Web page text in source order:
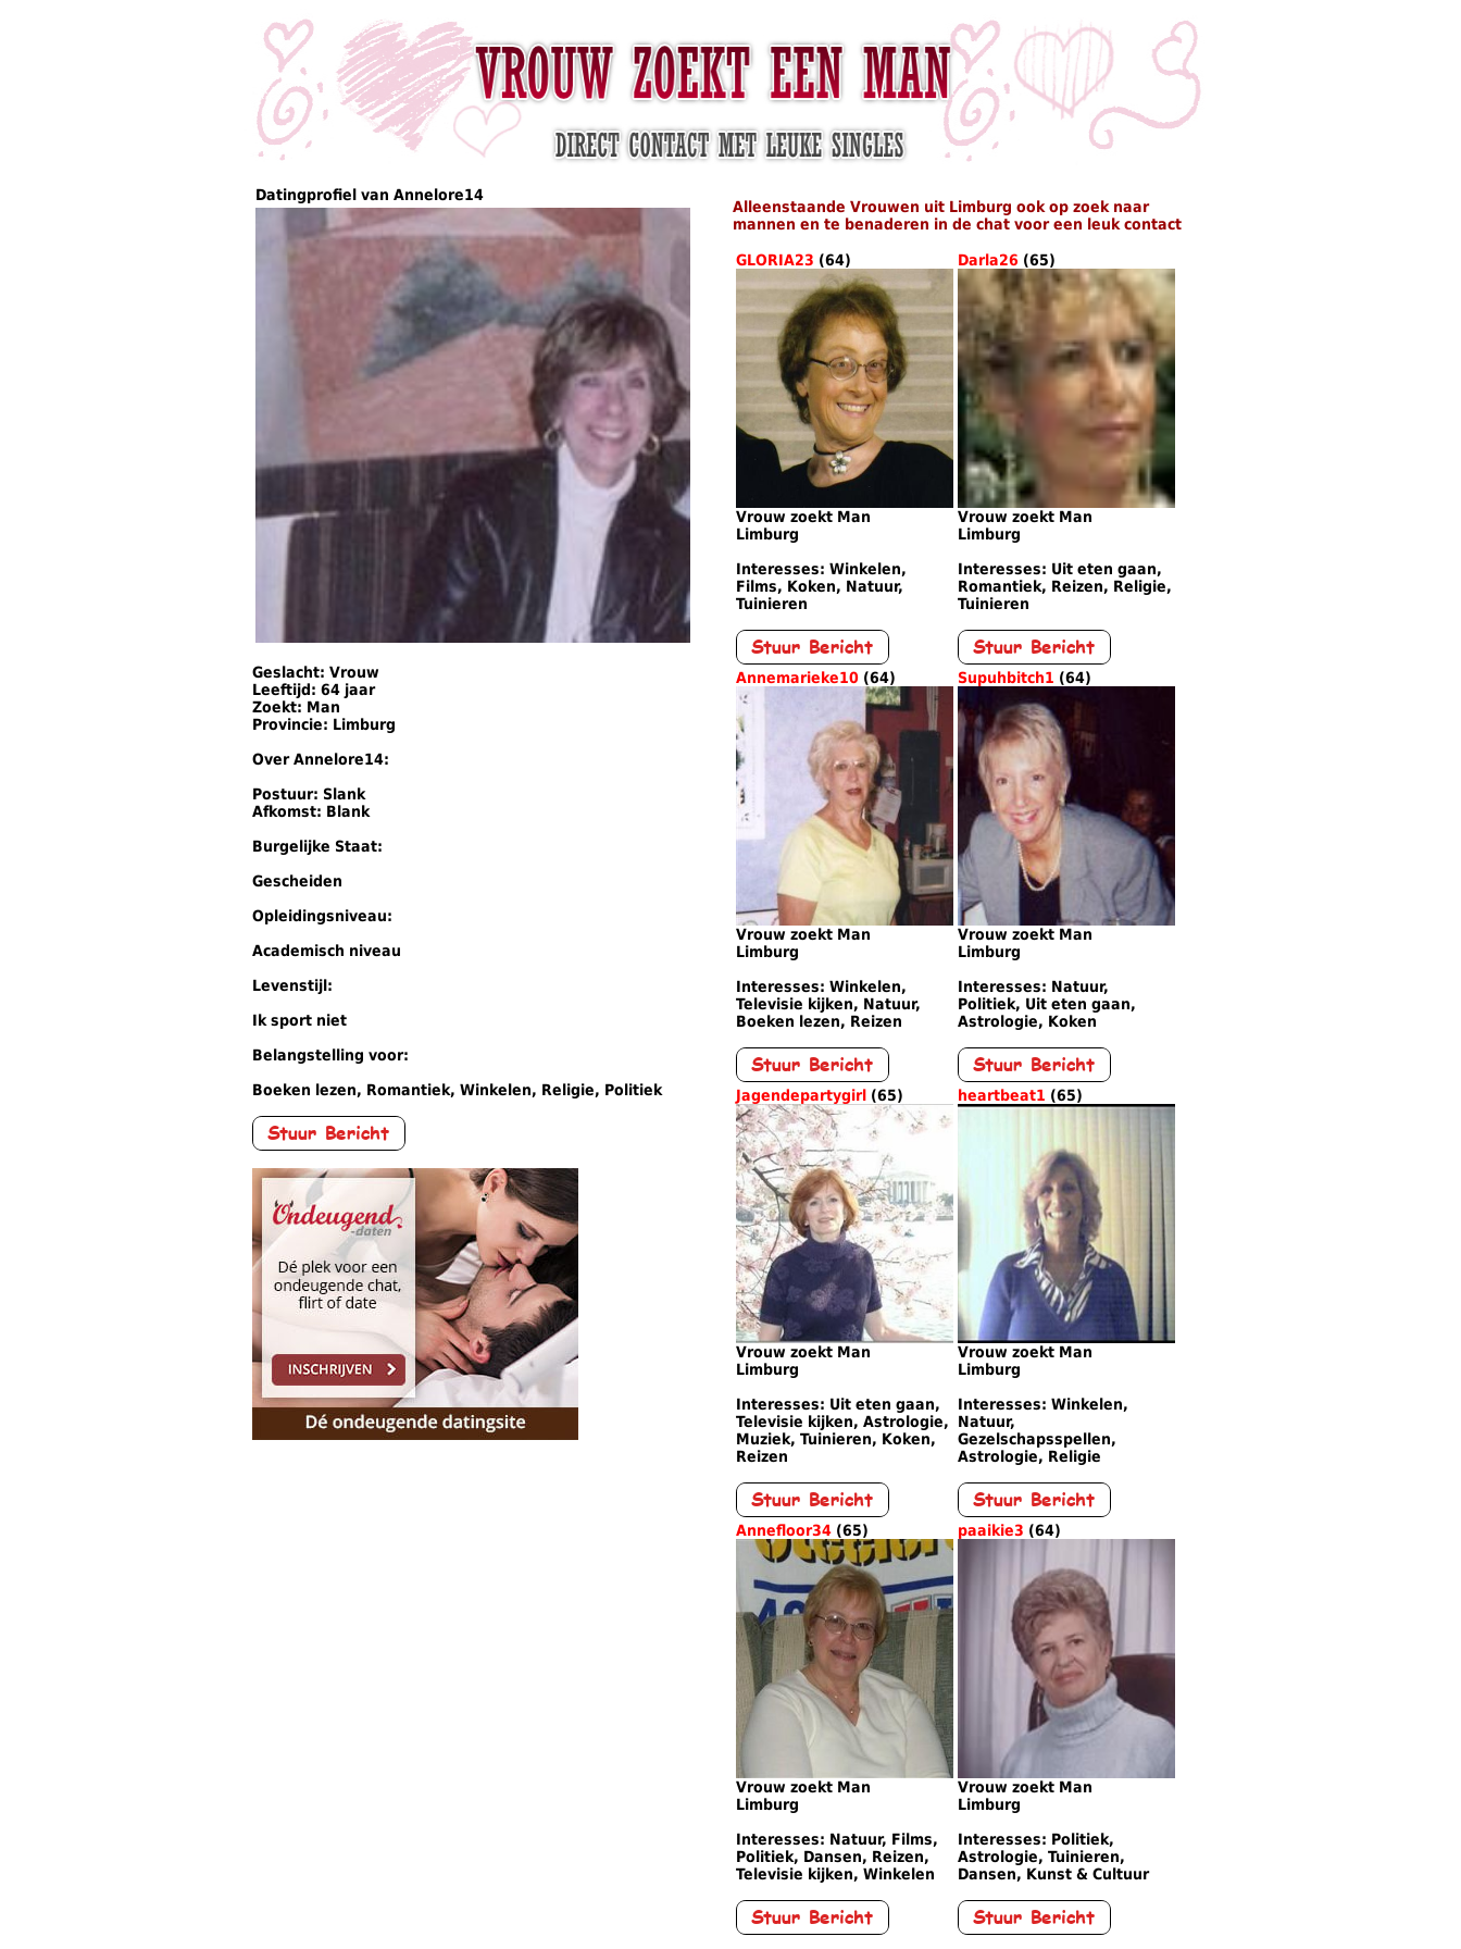
Datingprofiel van Annelore14
Geslacht: Vrouw
Leeftijd: 64 jaar
Zoekt: Man
Provincie: Limburg
Over Annelore14:
Postuur: Slank
Afkomst: Blank
Burgelijke Staat:
Gescheiden
Opleidingsniveau:
Academisch niveau
Levenstijl:
Ik sport niet
Belangstelling voor:
Boeken lezen, Romantiek, Winkelen, Religie, Politiek
Alleenstaande Vrouwen uit Limburg ook op zoek naar
mannen en te benaderen in de chat voor een leuk contact
GLORIA23 (64)
Vrouw zoekt Man
Limburg
Interesses: Winkelen,
Films, Koken, Natuur,
Tuinieren
Darla26 (65)
Vrouw zoekt Man
Limburg
Interesses: Uit eten gaan,
Romantiek, Reizen, Religie,
Tuinieren
Annemarieke10 (64)
Vrouw zoekt Man
Limburg
Interesses: Winkelen,
Televisie kijken, Natuur,
Boeken lezen, Reizen
Supuhbitch1 (64)
Vrouw zoekt Man
Limburg
Interesses: Natuur,
Politiek, Uit eten gaan,
Astrologie, Koken
Jagendepartygirl (65)
Vrouw zoekt Man
Limburg
Interesses: Uit eten gaan,
Televisie kijken, Astrologie,
Muziek, Tuinieren, Koken,
Reizen
heartbeat1 (65)
Vrouw zoekt Man
Limburg
Interesses: Winkelen,
Natuur,
Gezelschapsspellen,
Astrologie, Religie
Annefloor34 (65)
Vrouw zoekt Man
Limburg
Interesses: Natuur, Films,
Politiek, Dansen, Reizen,
Televisie kijken, Winkelen
paaikie3 (64)
Vrouw zoekt Man
Limburg
Interesses: Politiek,
Astrologie, Tuinieren,
Dansen, Kunst & Cultuur